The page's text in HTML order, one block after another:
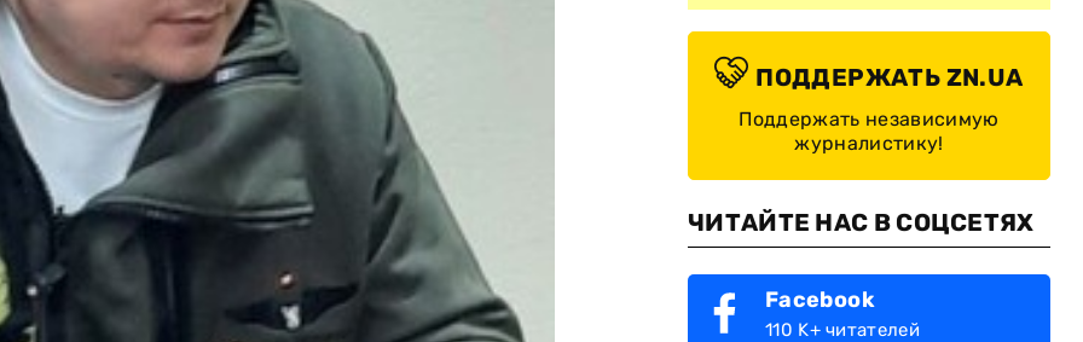
ПОДДЕРЖАТЬ ZN.UA
Поддержать независимую
журналистику!
ЧИТАЙТЕ НАС В СОЦСЕТЯХ
Facebook
110 K+ читателей